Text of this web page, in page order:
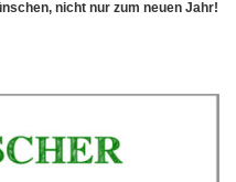
nicht nur zum neuen Jahr!